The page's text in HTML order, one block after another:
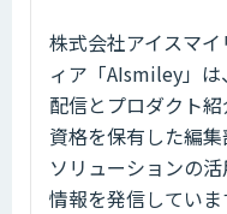
株式会社アイスマ
ィア「AIsmiley」
配信とプロダクト
資格を保有した編
ソリューションの
情報を発信していま